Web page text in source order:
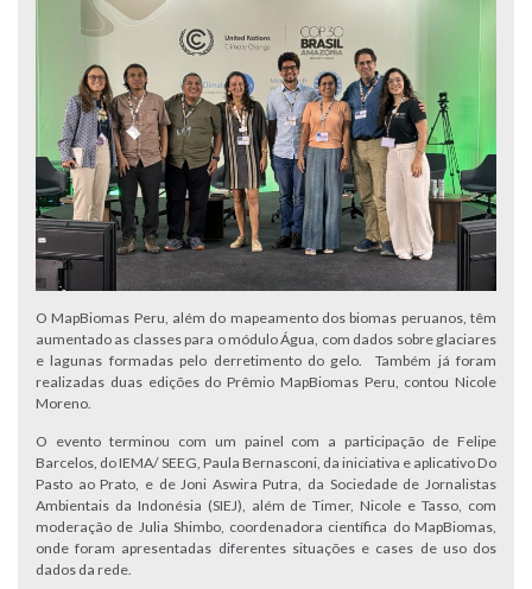
O MapBiomas Peru, além do mapeamento dos biomas peruanos, têm
aumentado as classes para o módulo Água, com dados sobre glaciares
e lagunas formadas pelo derretimento do gelo. Também já foram
realizadas duas edições do Prêmio MapBiomas Peru, contou Nicole
Moreno.
O evento terminou com um painel com a participação de Felipe
Barcelos, do IEMA/ SEEG, Paula Bernasconi, da iniciativa e aplicativo Do
Pasto ao Prato, e de Joni Aswira Putra, da Sociedade de Jornalistas
Ambientais da Indonésia (SIEJ), além de Timer, Nicole e Tasso, com
moderação de Julia Shimbo, coordenadora científica do MapBiomas,
onde foram apresentadas diferentes situações e cases de uso dos
dados da rede.